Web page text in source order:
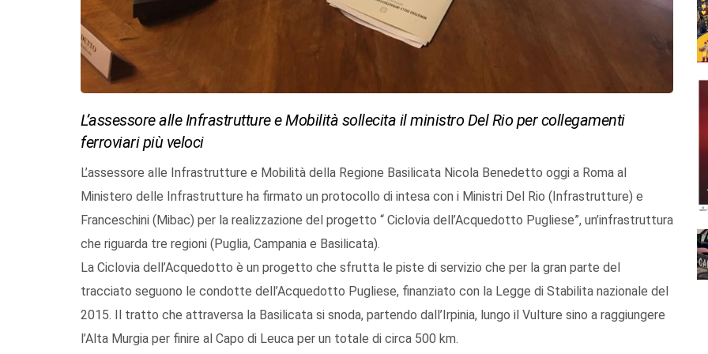
L’assessore alle Infrastrutture e Mobilità sollecita il ministro Del Rio per collegamenti
ferroviari più veloci
L’assessore alle Infrastrutture e Mobilità della Regione Basilicata Nicola Benedetto oggi a Roma al
Ministero delle Infrastrutture ha firmato un protocollo di intesa con i Ministri Del Rio (Infrastrutture) e
Franceschini (Mibac) per la realizzazione del progetto “ Ciclovia dell’Acquedotto Pugliese”, un’infrastruttura
che riguarda tre regioni (Puglia, Campania e Basilicata).
La Ciclovia dell’Acquedotto è un progetto che sfrutta le piste di servizio che per la gran parte del
tracciato seguono le condotte dell’Acquedotto Pugliese, finanziato con la Legge di Stabilita nazionale del
2015. Il tratto che attraversa la Basilicata si snoda, partendo dall’Irpinia, lungo il Vulture sino a raggiungere
l’Alta Murgia per finire al Capo di Leuca per un totale di circa 500 km.